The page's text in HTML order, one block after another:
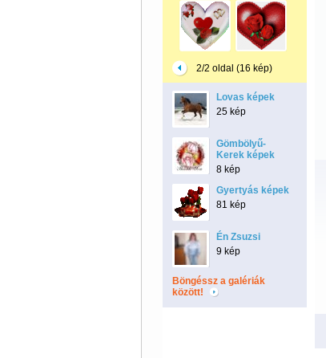
2/2 oldal (16 kép)
Lovas képek
25 kép
Gömbölyű-
Kerek képek
8 kép
Gyertyás képek
81 kép
Én Zsuzsi
9 kép
Böngéssz a galériák
között!